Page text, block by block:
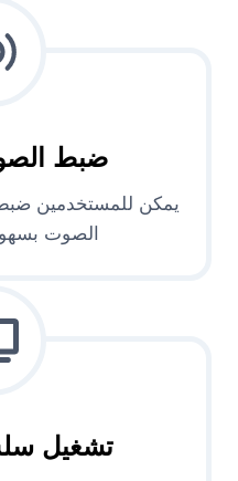
ضبط
يمكن للمستخدمين
الصوت
تشغيل